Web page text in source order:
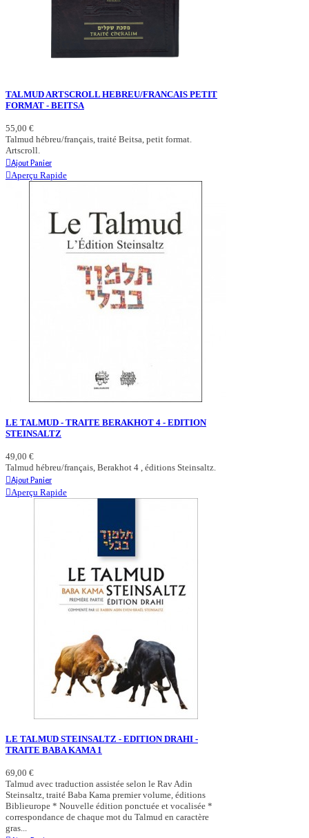
TALMUD ARTSCROLL HEBREU/FRANCAIS PETIT
FORMAT - BEITSA
55,00 €
Talmud hébreu/français, traité Beitsa, petit format.
Artscroll.
Ajout Panier
Aperçu Rapide
LE TALMUD - TRAITE BERAKHOT 4 - EDITION
STEINSALTZ
49,00 €
Talmud hébreu/français, Berakhot 4 , éditions Steinsaltz.
Ajout Panier
Aperçu Rapide
LE TALMUD STEINSALTZ - EDITION DRAHI -
TRAITE BABA KAMA 1
69,00 €
Talmud avec traduction assistée selon le Rav Adin
Steinsaltz, traité Baba Kama premier volume, éditions
Biblieurope * Nouvelle édition ponctuée et vocalisée *
correspondance de chaque mot du Talmud en caractère
gras...